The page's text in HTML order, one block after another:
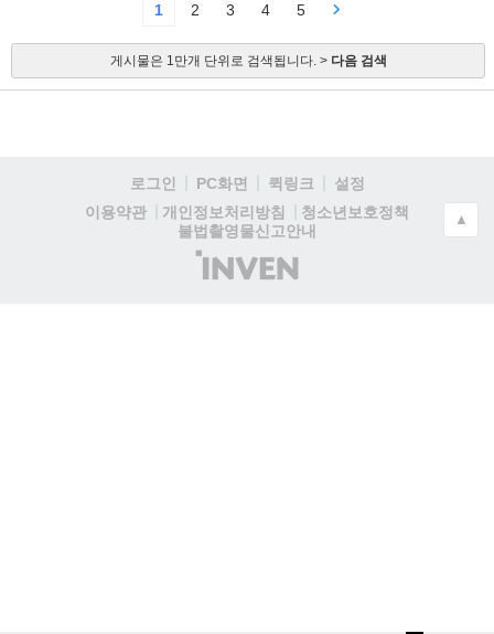
1 2 3 4 5
게시물은 1만개 단위로 검색됩니다. > 다음 검색
로그인 PC화면 퀵링크
설정
이용약관
개인정보처리방침
청소년보호정책
불법촬영물신고안내
(주)
인
▲